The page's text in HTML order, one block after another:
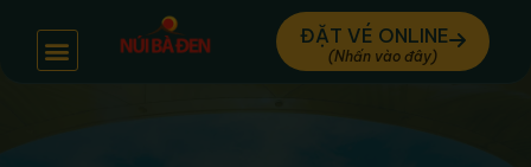
ĐẶT VÉ ONLINE